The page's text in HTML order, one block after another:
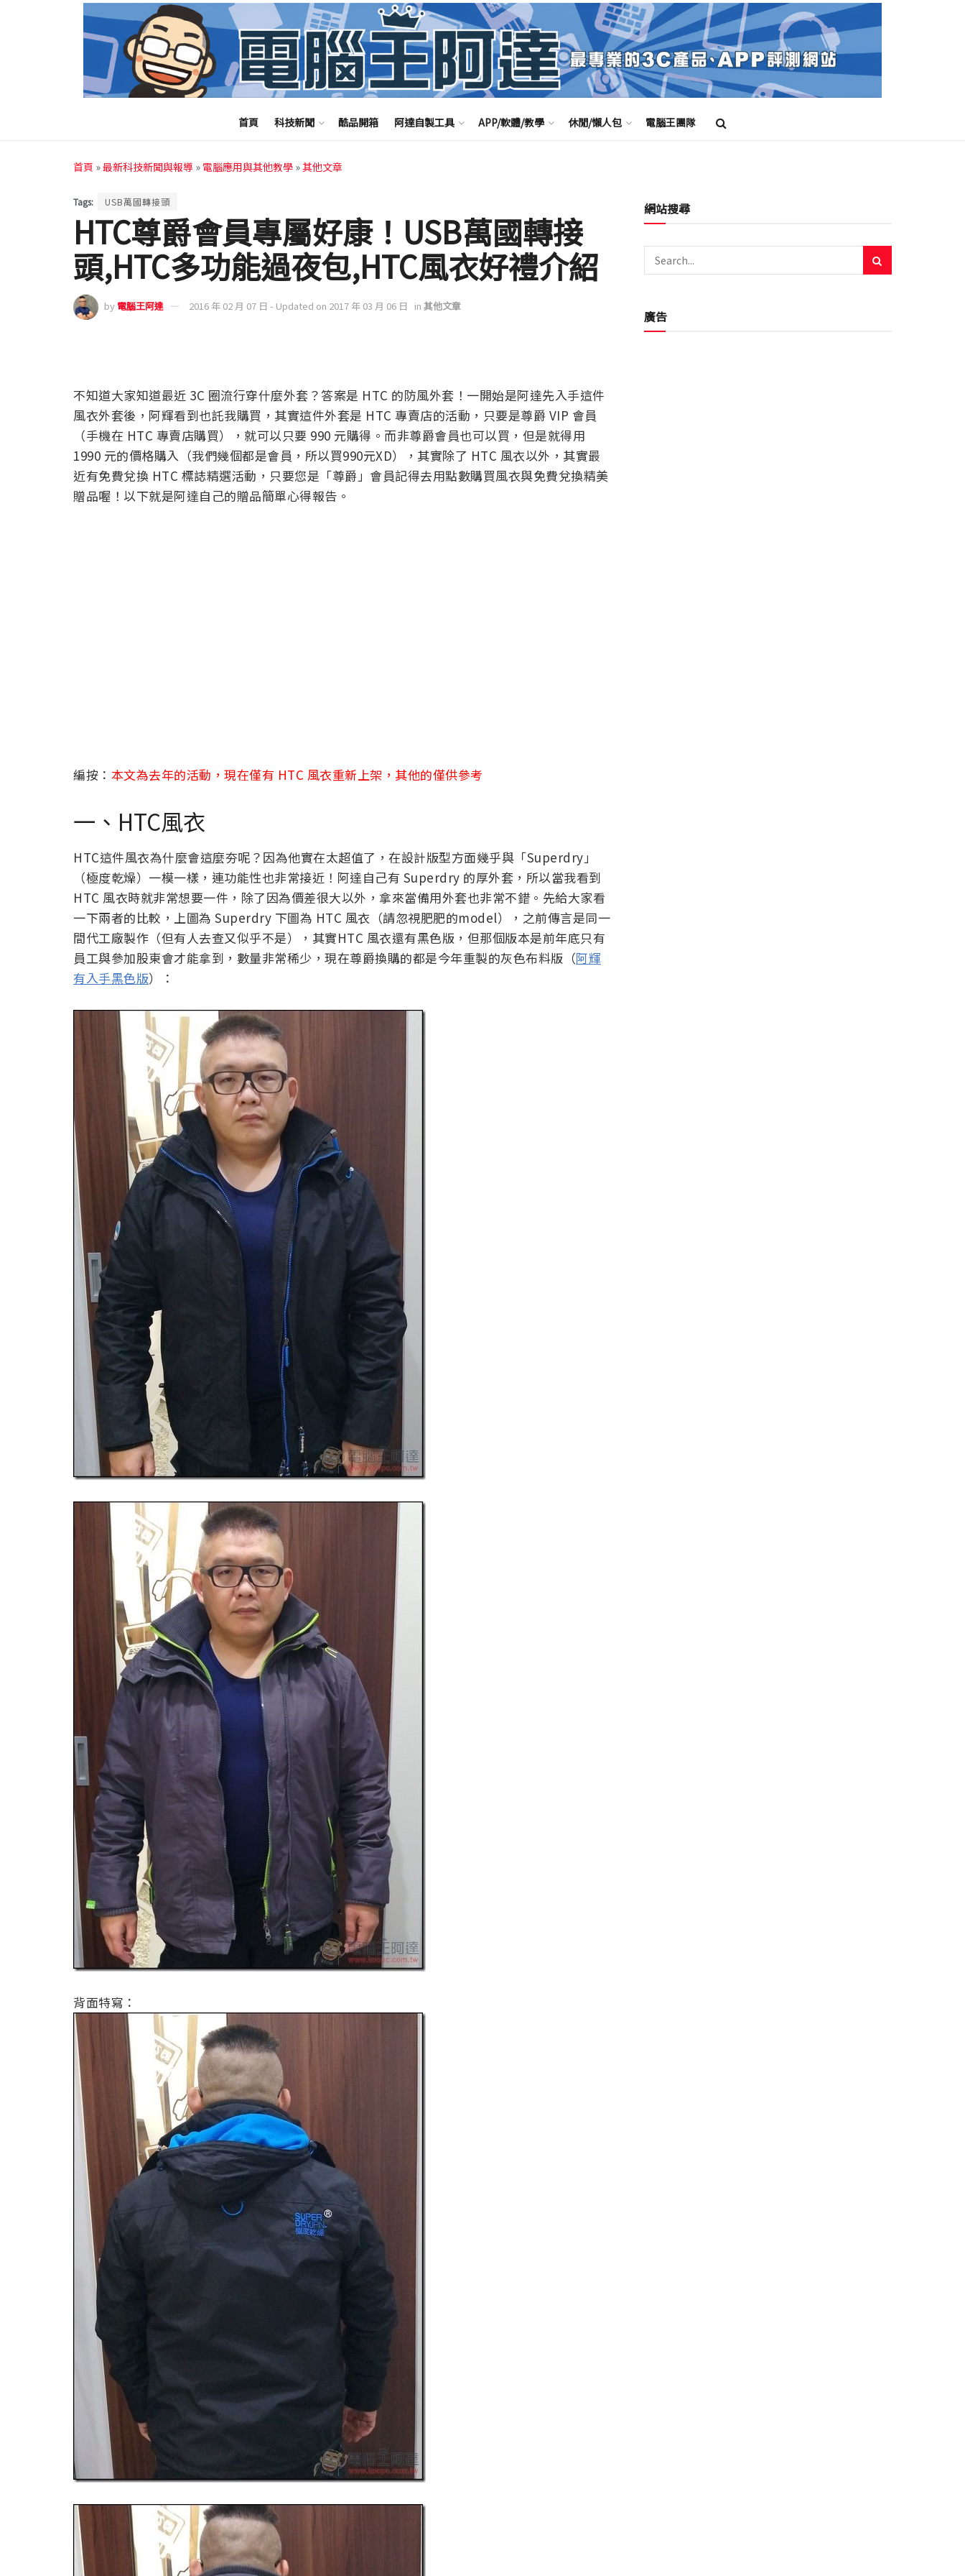
首頁 科技新聞 酷品開箱 阿達自製工具 APP/軟體/教學 休閒/懶人包 電腦王團隊
首頁 »最新科技新聞與報導 » 電腦應用與其他教學 »其他文章
Tags: USB萬國轉接頭
HTC尊爵會員專屬好康！USB萬國轉接
頭,HTC多功能過夜包,HTC風衣好禮介紹
by 電腦王阿達 2016 年 02 月 07 日 - Updated on 2017 年 03 月 06 日 in 其他文章
不知道大家知道最近 3C 圈流行穿什麼外套？答案是 HTC 的防風外套！一開始是阿達先入手這件
風衣外套後，阿輝看到也託我購買，其實這件外套是 HTC 專賣店的活動，只要是尊爵 VIP 會員
（手機在 HTC 專賣店購買），就可以只要 990 元購得。而非尊爵會員也可以買，但是就得用
1990 元的價格購入（我們幾個都是會員，所以買990元XD），其實除了 HTC 風衣以外，其實最
近有免費兌換 HTC 標誌精選活動，只要您是「尊爵」會員記得去用點數購買風衣與免費兌換精美
贈品喔！以下就是阿達自己的贈品簡單心得報告。
編按： 本文為去年的活動，現在僅有 HTC 風衣重新上架，其他的僅供參考
一、HTC風衣
HTC這件風衣為什麼會這麼夯呢？因為他實在太超值了，在設計版型方面幾乎與「Superdry」
（極度乾燥）一模一樣，連功能性也非常接近！阿達自己有 Superdry 的厚外套，所以當我看到
HTC 風衣時就非常想要一件，除了因為價差很大以外，拿來當備用外套也非常不錯。先給大家看
一下兩者的比較，上圖為 Superdry 下圖為 HTC 風衣（請忽視肥肥的model），之前傳言是同一
間代工廠製作（但有人去查又似乎不是），其實HTC 風衣還有黑色版，但那個版本是前年底只有
員工與參加股東會才能拿到，數量非常稀少，現在尊爵換購的都是今年重製的灰色布料版（阿輝
有入手黑色版）：
背面特寫：
網站搜尋
廣告